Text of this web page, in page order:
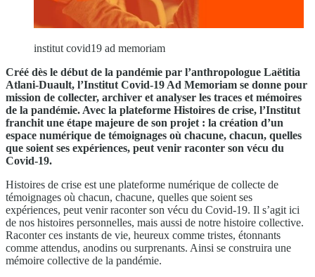
institut covid19 ad memoriam
Créé dès le début de la pandémie par l’anthropologue Laëtitia
Atlani-Duault, l’Institut Covid-19 Ad Memoriam se donne pour
mission de collecter, archiver et analyser les traces et mémoires
de la pandémie. Avec la plateforme Histoires de crise, l’Institut
franchit une étape majeure de son projet : la création d’un
espace numérique de témoignages où chacune, chacun, quelles
que soient ses expériences, peut venir raconter son vécu du
Covid-19.
Histoires de crise est une plateforme numérique de collecte de
témoignages où chacun, chacune, quelles que soient ses
expériences, peut venir raconter son vécu du Covid-19. Il s’agit ici
de nos histoires personnelles, mais aussi de notre histoire collective.
Raconter ces instants de vie, heureux comme tristes, étonnants
comme attendus, anodins ou surprenants. Ainsi se construira une
mémoire collective de la pandémie.